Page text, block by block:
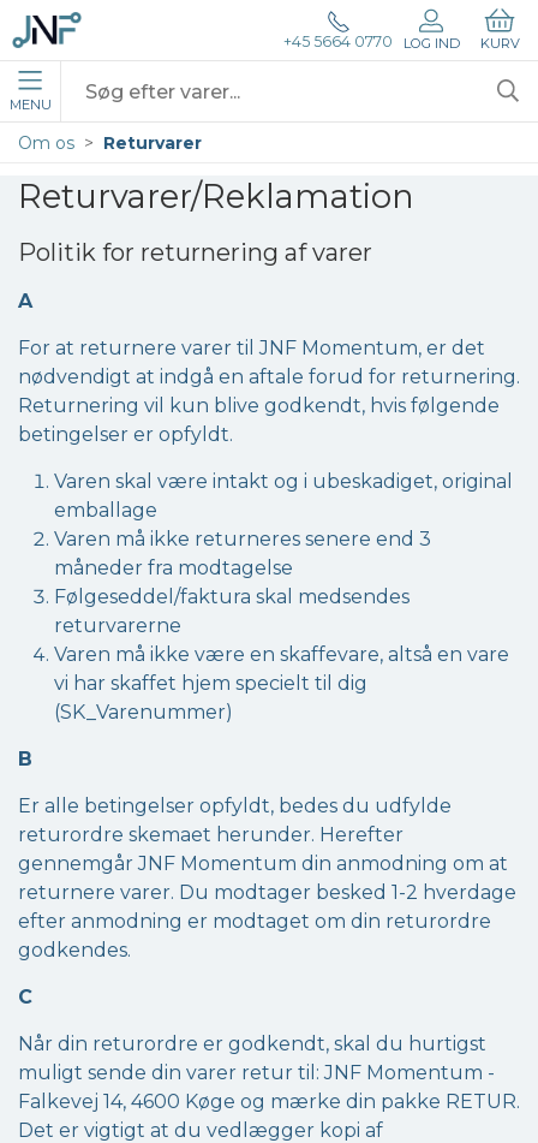
+45 5664 0770 LOG IND KURV
MENU
Om os Returvarer
Returvarer/Reklamation
Politik for returnering af varer
A
For at returnere varer til JNF Momentum, er det
nødvendigt at indgå en aftale forud for returnering.
Returnering vil kun blive godkendt, hvis følgende
betingelser er opfyldt.
Varen skal være intakt og i ubeskadiget, original
emballage
Varen må ikke returneres senere end 3
måneder fra modtagelse
Følgeseddel/faktura skal medsendes
returvarerne
Varen må ikke være en skaffevare, altså en vare
vi har skaffet hjem specielt til dig
(SK_Varenummer)
B
Er alle betingelser opfyldt, bedes du udfylde
returordre skemaet herunder. Herefter
gennemgår JNF Momentum din anmodning om at
returnere varer. Du modtager besked 1-2 hverdage
efter anmodning er modtaget om din returordre
godkendes.
C
Når din returordre er godkendt, skal du hurtigst
muligt sende din varer retur til: JNF Momentum -
Falkevej 14, 4600 Køge og mærke din pakke RETUR.
Det er vigtigt at du vedlægger kopi af